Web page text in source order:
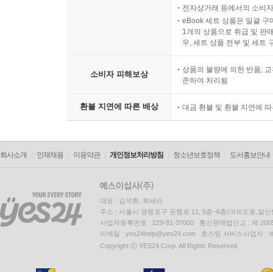
전자상거래 등에서의 소비
eBook 세트 상품은 일괄 구
1개의 상품으로 취급 및 판
우, 세트 상품 전부 및 세트
소비자 피해보상
상품의 불량에 의한 반품,
준하여 처리됨
환불 지연에 따른 배상 대금 환불 및 환불 지연에
회사소개 인재채용 이용약관 개인정보처리방침 청소년보호정책 도서홍보안내
대표 : 김석환, 최세라
주소 : 서울시 영등포구 은행로 11, 5층~6층(여의도동,일신
사업자등록번호 : 229-81-37000 통신판매업신고 : 제
이메일 : yes24help@yes24.com 호스팅 서비스사업자 :
Copyright ⓒ YES24 Corp. All Rights Reserved.